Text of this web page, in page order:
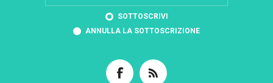
SOTTOSCRIVI
ANNULLA LA SOTTOSCRIZIONE